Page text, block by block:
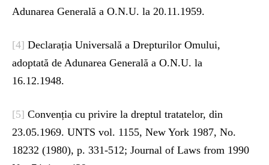
Adunarea Generală a O.N.U. la 20.11.1959.
[4] Declarația Universală a Drepturilor Omului,
adoptată de Adunarea Generală a O.N.U. la
16.12.1948.
[5] Convenția cu privire la dreptul tratatelor, din
23.05.1969. UNTS vol. 1155, New York 1987, No.
18232 (1980), p. 331-512; Journal of Laws from 1990